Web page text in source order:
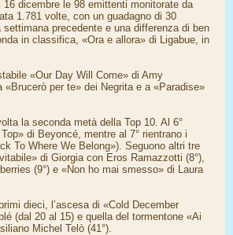
dicembre le 98 emittenti monitorate da
1.781 volte, con un guadagno di 30
precedente e una differenza di ben
in classifica, «Ora e allora» di Ligabue, in
«Our Day Will Come» di Amy
«Brucerò per te» dei Negrita e a «Paradise»
la seconda metà della Top 10. Al 6°
di Beyoncé, mentre al 7° rientrano i
To Where We Belong»). Seguono altri tre
di Giorgia con Eros Ramazzotti (8°),
(9°) e «Non ho mai smesso» di Laura
dieci, l’ascesa di «Cold December
(dal 20 al 15) e quella del tormentone «Ai
Michel Telò (41°).